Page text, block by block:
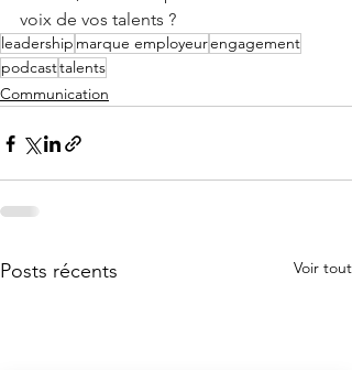
voix de vos talents ?
leadership marque employeurengagement
podcasttalents
Communication
Posts récents Voir tout